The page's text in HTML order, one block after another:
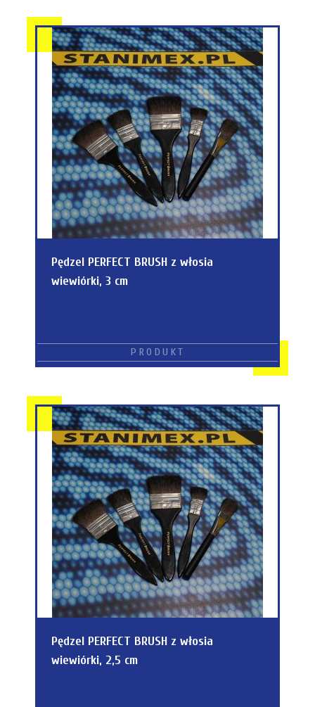
Pędzel PERFECT BRUSH z włosia
wiewiórki, 3 cm
Pędzel PERFECT BRUSH z włosia
wiewiórki, 2,5 cm